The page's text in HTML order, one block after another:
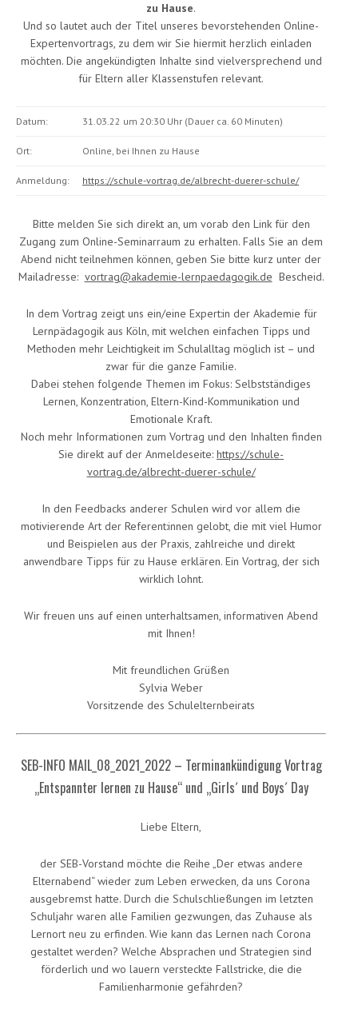
zu Hause.
Und so lautet auch der Titel unseres bevorstehenden Online-
Expertenvortrags, zu dem wir Sie hiermit herzlich einladen
möchten. Die angekündigten Inhalte sind vielversprechend und
für Eltern aller Klassenstufen relevant.
Datum: 31.03.22 um 20:30 Uhr (Dauer ca. 60 Minuten)
Ort: Online, bei Ihnen zu Hause
Anmeldung: https://schule-vortrag.de/albrecht-duerer-schule/
Bitte melden Sie sich direkt an, um vorab den Link für den
Zugang zum Online-Seminarraum zu erhalten. Falls Sie an dem
Abend nicht teilnehmen können, geben Sie bitte kurz unter der
Mailadresse: vortrag@akademie-lernpaedagogik.de Bescheid.
In dem Vortrag zeigt uns ein/eine Expert:in der Akademie für
Lernpädagogik aus Köln, mit welchen einfachen Tipps und
Methoden mehr Leichtigkeit im Schulalltag möglich ist – und
zwar für die ganze Familie.
Dabei stehen folgende Themen im Fokus: Selbstständiges
Lernen, Konzentration, Eltern-Kind-Kommunikation und
Emotionale Kraft.
Noch mehr Informationen zum Vortrag und den Inhalten finden
Sie direkt auf der Anmeldeseite: https://schule-
vortrag.de/albrecht-duerer-schule/
In den Feedbacks anderer Schulen wird vor allem die
motivierende Art der Referent:innen gelobt, die mit viel Humor
und Beispielen aus der Praxis, zahlreiche und direkt
anwendbare Tipps für zu Hause erklären. Ein Vortrag, der sich
wirklich lohnt.
Wir freuen uns auf einen unterhaltsamen, informativen Abend
mit Ihnen!
Mit freundlichen Grüßen
Sylvia Weber
Vorsitzende des Schulelternbeirats
SEB-INFO MAIL_08_2021_2022 – Terminankündigung Vortrag
„Entspannter lernen zu Hause“ und „Girls´ und Boys´ Day
Liebe Eltern,
der SEB-Vorstand möchte die Reihe „Der etwas andere
Elternabend“ wieder zum Leben erwecken, da uns Corona
ausgebremst hatte. Durch die Schulschließungen im letzten
Schuljahr waren alle Familien gezwungen, das Zuhause als
Lernort neu zu erfinden. Wie kann das Lernen nach Corona
gestaltet werden? Welche Absprachen und Strategien sind
förderlich und wo lauern versteckte Fallstricke, die die
Familienharmonie gefährden?